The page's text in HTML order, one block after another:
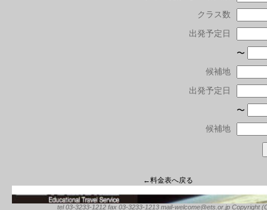
クラス数
出発予定日
〜
候補地
出発予定日
〜
候補地
←料金表へ戻る
tel 03-3233-1212 fax 03-3233-1213 mail-welcome@ets.or.jp Copyright